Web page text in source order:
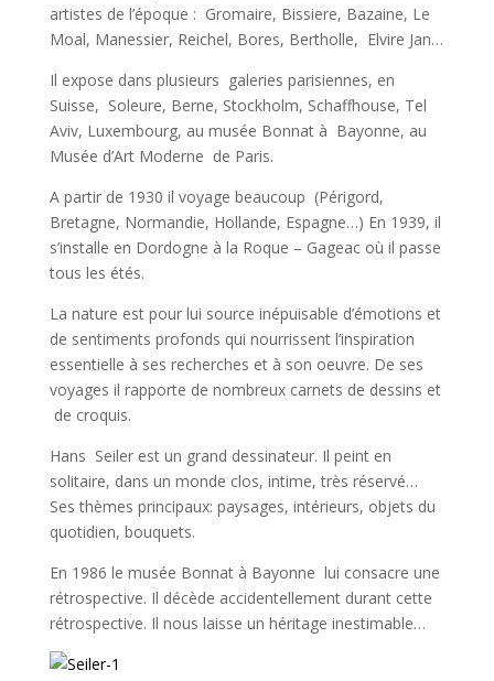
artistes de l’époque : Gromaire, Bissiere, Bazaine, Le
Moal, Manessier, Reichel, Bores, Bertholle, Elvire Jan…
Il expose dans plusieurs galeries parisiennes, en
Suisse, Soleure, Berne, Stockholm, Schaffhouse, Tel
Aviv, Luxembourg, au musée Bonnat à Bayonne, au
Musée d’Art Moderne de Paris.
A partir de 1930 il voyage beaucoup (Périgord,
Bretagne, Normandie, Hollande, Espagne…) En 1939, il
s’installe en Dordogne à la Roque – Gageac où il passe
tous les étés.
La nature est pour lui source inépuisable d’émotions et
de sentiments profonds qui nourrissent l’inspiration
essentielle à ses recherches et à son oeuvre. De ses
voyages il rapporte de nombreux carnets de dessins et
de croquis.
Hans Seiler est un grand dessinateur. Il peint en
solitaire, dans un monde clos, intime, très réservé…
Ses thèmes principaux: paysages, intérieurs, objets du
quotidien, bouquets.
En 1986 le musée Bonnat à Bayonne lui consacre une
rétrospective. Il décède accidentellement durant cette
rétrospective. Il nous laisse un héritage inestimable…